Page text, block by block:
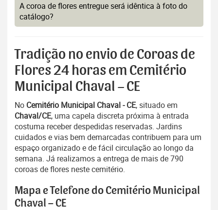
A coroa de flores entregue será idêntica à foto do
catálogo?
Tradição no envio de Coroas de
Flores 24 horas em Cemitério
Municipal Chaval – CE
No Cemitério Municipal Chaval - CE, situado em
Chaval/CE, uma capela discreta próxima à entrada
costuma receber despedidas reservadas. Jardins
cuidados e vias bem demarcadas contribuem para um
espaço organizado e de fácil circulação ao longo da
semana. Já realizamos a entrega de mais de 790
coroas de flores neste cemitério.
Mapa e Telefone do Cemitério Municipal
Chaval – CE